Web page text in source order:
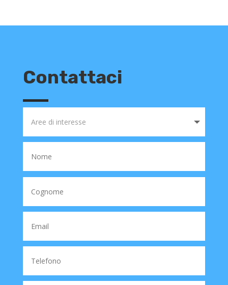
Contattaci